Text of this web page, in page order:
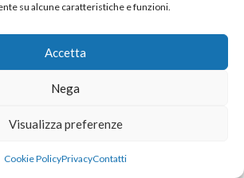
su alcune caratteristiche e funzioni.
Accetta
Nega
Visualizza preferenze
Cookie PolicyPrivacyContatti